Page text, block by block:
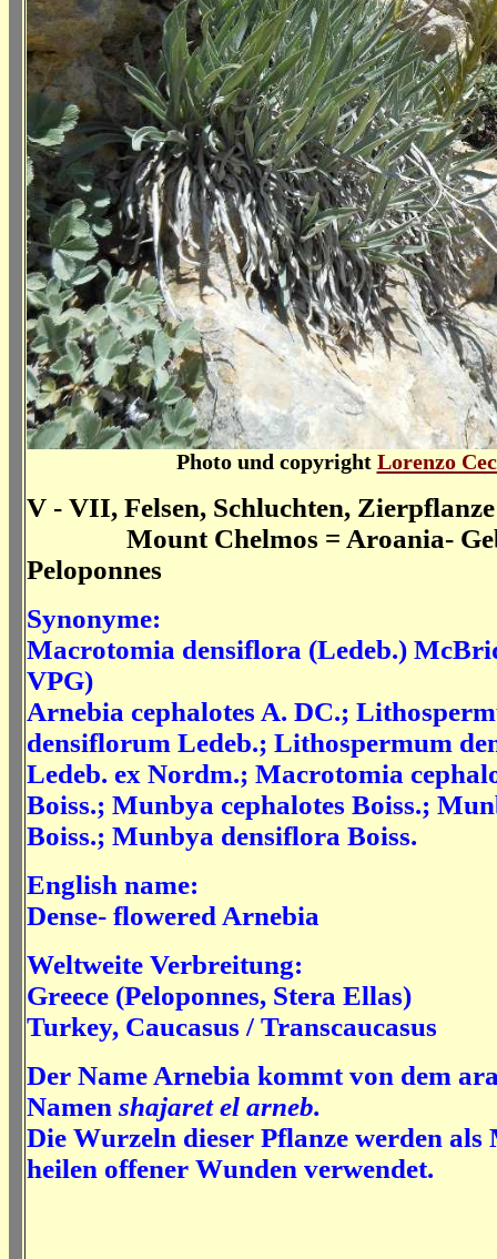
Photo und copyright Lorenzo
V - VII, Felsen, Schluchten, Zierpflanze
Mount Chelmos = Aroania-
Peloponnes
Synonyme:
Macrotomia densiflora (Ledeb.)
VPG)
Arnebia cephalotes A. DC.;
densiflorum Ledeb.; Lithospermum
Ledeb. ex Nordm.; Macrotomia
Boiss.; Munbya cephalotes Boiss.;
Boiss.; Munbya densiflora Boiss.
English name:
Dense- flowered Arnebia
Weltweite Verbreitung:
Greece (Peloponnes, Stera Ellas)
Turkey, Caucasus / Transcaucasus
Der Name Arnebia kommt von dem
Namen shajaret el arneb.
Die Wurzeln dieser Pflanze werden
heilen offener Wunden verwendet.